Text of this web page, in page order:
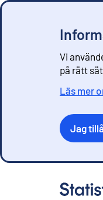
Vi
på rätt
Läs mer
Jag